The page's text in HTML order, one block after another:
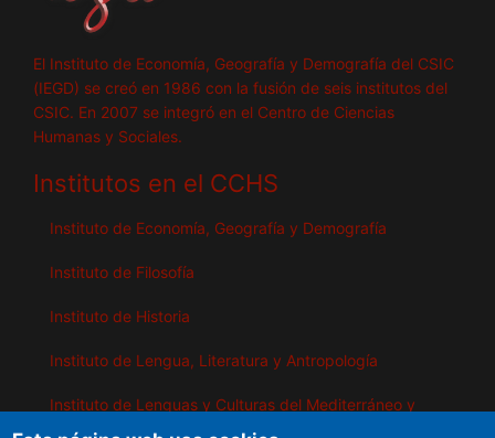
El Instituto de Economía, Geografía y Demografía del CSIC
(IEGD) se creó en 1986 con la fusión de seis institutos del
CSIC. En 2007 se integró en el Centro de Ciencias
Humanas y Sociales.
Institutos en el CCHS
Instituto de Economía, Geografía y Demografía
Instituto de Filosofía
Instituto de Historia
Instituto de Lengua, Literatura y Antropología
Instituto de Lenguas y Culturas del Mediterráneo y